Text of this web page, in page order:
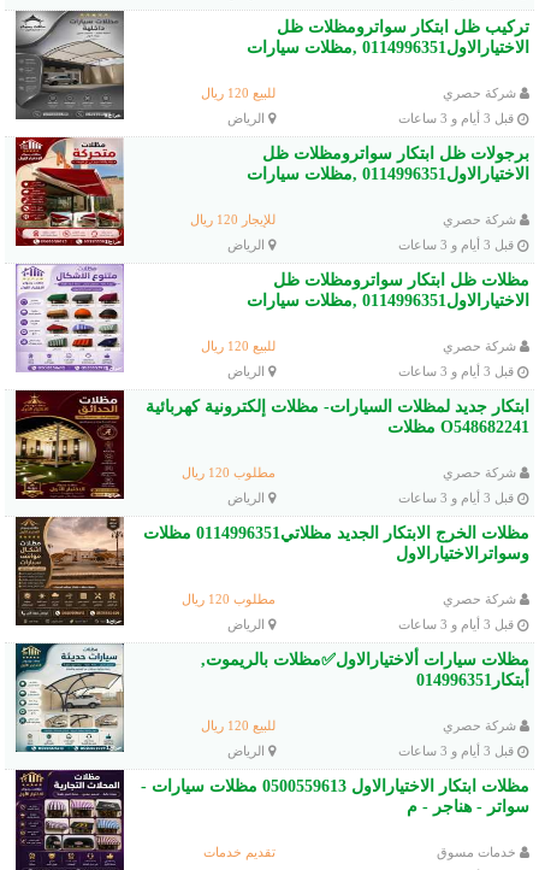
تركيب ظل ابتكار سواترومظلات ظل
الاختيارالاول0114996351 ,مظلات سيارات
شركة حصري
للبيع 120 ريال
قبل 3 أيام و 3 ساعات
الرياض
برجولات ظل ابتكار سواترومظلات ظل
الاختيارالاول0114996351 ,مظلات سيارات
شركة حصري
للإيجار 120 ريال
قبل 3 أيام و 3 ساعات
الرياض
مظلات ظل ابتكار سواترومظلات ظل
الاختيارالاول0114996351 ,مظلات سيارات
شركة حصري
للبيع 120 ريال
قبل 3 أيام و 3 ساعات
الرياض
ابتكار جديد لمظلات السيارات- مظلات إلكترونية كهربائية
O548682241 مظلات
شركة حصري
مطلوب 120 ريال
قبل 3 أيام و 3 ساعات
الرياض
مظلات الخرج الابتكار الجديد مظلاتي0114996351 مظلات
وسواترالاختيارالاول
شركة حصري
مطلوب 120 ريال
قبل 3 أيام و 3 ساعات
الرياض
مظلات سيارات ألاختيارالاول✅مظلات بالريموت,
أبتكار014996351
شركة حصري
للبيع 120 ريال
قبل 3 أيام و 3 ساعات
الرياض
مظلات ابتكار الاختيارالاول 0500559613 مظلات سيارات -
سواتر - هناجر - م
خدمات مسوق
تقديم خدمات